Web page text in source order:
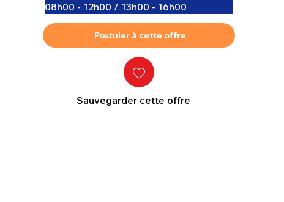
08h00 - 12h00 / 13h00 - 16h00
Postuler à cette offre
Sauvegarder cette offre